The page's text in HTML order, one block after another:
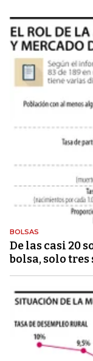
BOLSAS
De las casi 20
bolsa, solo